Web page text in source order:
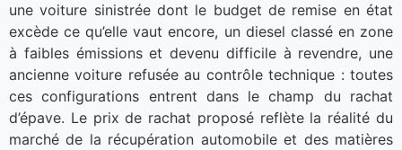
une voiture sinistrée dont le budget de remise en état
excède ce qu’elle vaut encore, un diesel classé en zone
à faibles émissions et devenu difficile à revendre, une
ancienne voiture refusée au contrôle technique : toutes
ces configurations entrent dans le champ du rachat
d’épave. Le prix de rachat proposé reflète la réalité du
marché de la récupération automobile et des matières